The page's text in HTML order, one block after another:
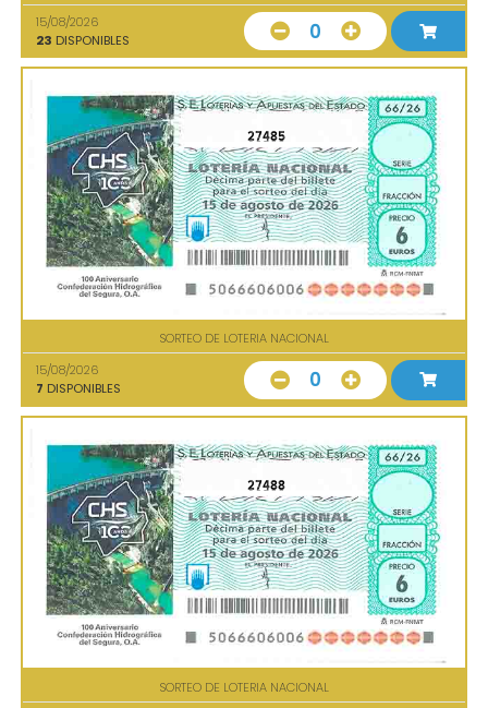
15/08/2026
23 DISPONIBLES 0
27485
SORTEO DE LOTERIA NACIONAL
15/08/2026
7 DISPONIBLES 0
27488
SORTEO DE LOTERIA NACIONAL